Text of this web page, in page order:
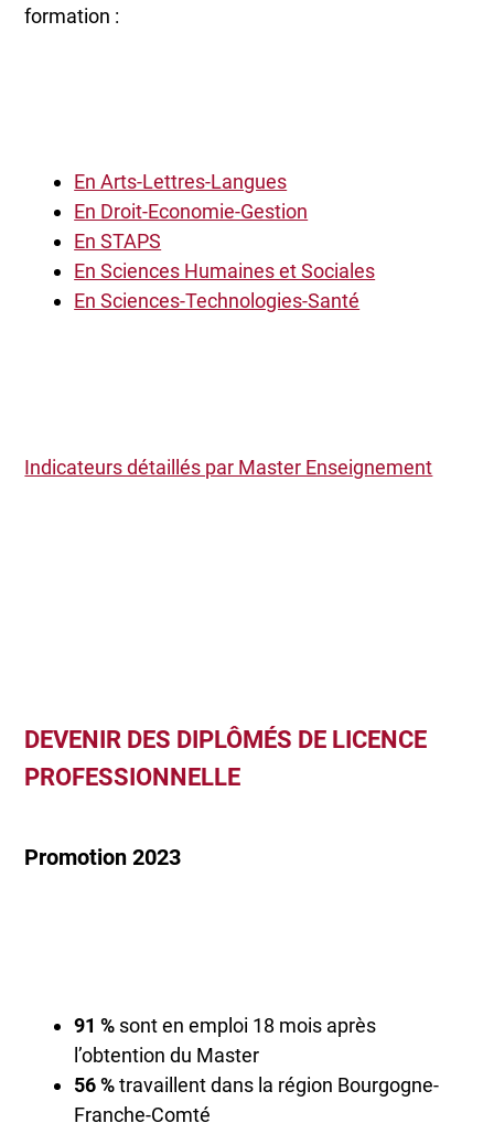
formation :
En Arts-Lettres-Langues
En Droit-Economie-Gestion
En STAPS
En Sciences Humaines et Sociales
En Sciences-Technologies-Santé
Indicateurs détaillés par Master Enseignement
DEVENIR DES DIPLÔMÉS DE LICENCE
PROFESSIONNELLE
Promotion 2023
91 % sont en emploi 18 mois après
l’obtention du Master
56 %travaillent dans la région Bourgogne-
Franche-Comté